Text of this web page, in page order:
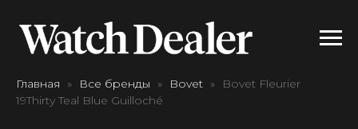
Главная Все бренды Bovet
Bovet Fleurier
19Thirty Teal Blue Guilloché